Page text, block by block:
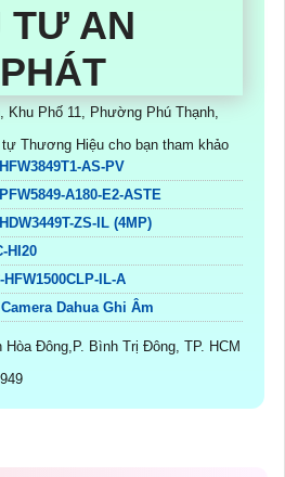
TƯ AN
Khu Phố 11, Phường Phú Thạnh,
Thương Hiệu cho bạn tham khảo
AS-PV
A180-E2-ASTE
ZS-IL (4MP)
HI20
IL-A
Camera Dahua Ghi Âm
Hòa Đông,P. Bình Trị Đông, TP. HCM